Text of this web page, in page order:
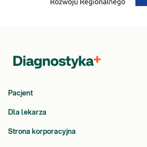
Pacjent
Dla lekarza
Strona korporacyjna